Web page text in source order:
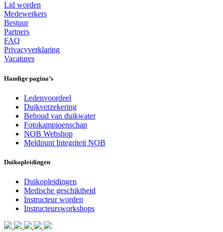
Lid worden
Medewerkers
Bestuur
Partners
FAQ
Privacyverklaring
Vacatures
Handige pagina’s
Ledenvoordeel
Duikverzekering
Behoud van duikwater
Fotokampioenschap
NOB Webshop
Meldpunt Integriteit NOB
Duikopleidingen
Duikopleidingen
Medische geschiktheid
Instructeur worden
Instructeursworkshops